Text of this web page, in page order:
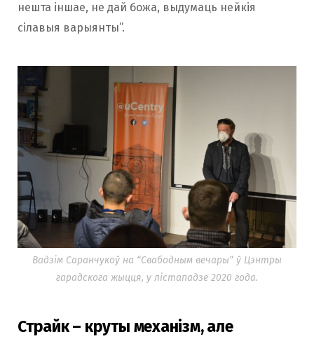
нешта іншае, не дай божа, выдумаць нейкія
сілавыя варыянты”.
Вадзім Саранчукоў на “Свабодным вечары” ў Цэнтры
гарадскога жыцця, у лістападзе 2020 года.
Страйк – круты механізм, але